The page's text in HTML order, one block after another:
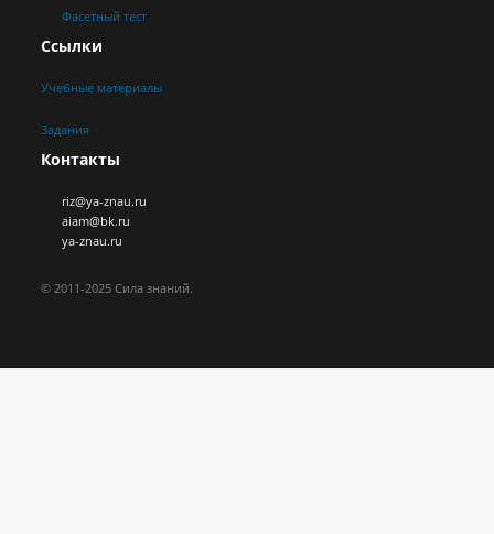
Фасетный тест
Ссылки
Учебные материалы
Задания
Контакты
riz@ya-znau.ru
aiam@bk.ru
ya-znau.ru
© 2011-2025 Сила знаний.